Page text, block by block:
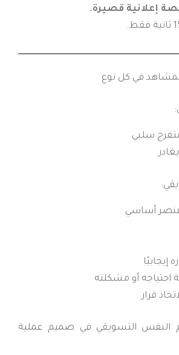
قصيرة،
في كل نوع
سلبي
أساسي
أو مشكلته
قرار
التسويقي في صميم عملية